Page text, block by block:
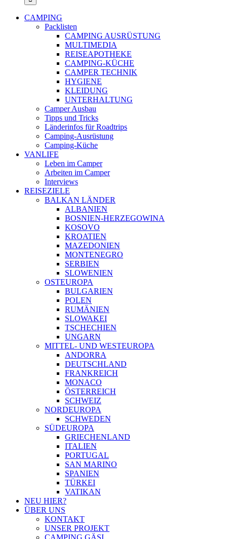
CAMPING
Packlisten
CAMPING AUSRÜSTUNG
MULTIMEDIA
REISEAPOTHEKE
CAMPING-KÜCHE
CAMPER TECHNIK
HYGIENE
KLEIDUNG
UNTERHALTUNG
Camper Ausbau
Tipps und Tricks
Länderinfos für Roadtrips
Camping-Ausrüstung
Camping-Küche
VANLIFE
Leben im Camper
Arbeiten im Camper
Interviews
REISEZIELE
BALKAN LÄNDER
ALBANIEN
BOSNIEN-HERZEGOWINA
KOSOVO
KROATIEN
MAZEDONIEN
MONTENEGRO
SERBIEN
SLOWENIEN
OSTEUROPA
BULGARIEN
POLEN
RUMÄNIEN
SLOWAKEI
TSCHECHIEN
UNGARN
MITTEL- UND WESTEUROPA
ANDORRA
DEUTSCHLAND
FRANKREICH
MONACO
ÖSTERREICH
SCHWEIZ
NORDEUROPA
SCHWEDEN
SÜDEUROPA
GRIECHENLAND
ITALIEN
PORTUGAL
SAN MARINO
SPANIEN
TÜRKEI
VATIKAN
NEU HIER?
ÜBER UNS
KONTAKT
UNSER PROJEKT
CAMPING GÄSI